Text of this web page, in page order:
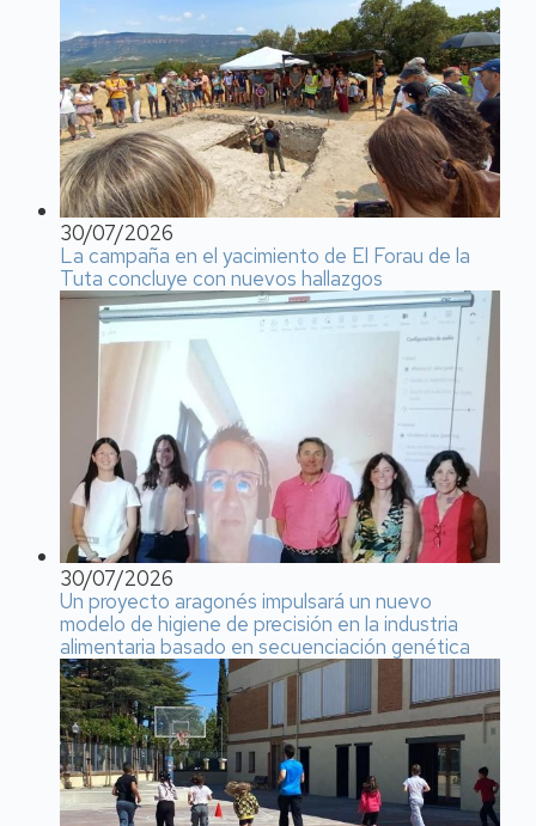
30/07/2026
La campaña en el yacimiento de El Forau de la
Tuta concluye con nuevos hallazgos
30/07/2026
Un proyecto aragonés impulsará un nuevo
modelo de higiene de precisión en la industria
alimentaria basado en secuenciación genética